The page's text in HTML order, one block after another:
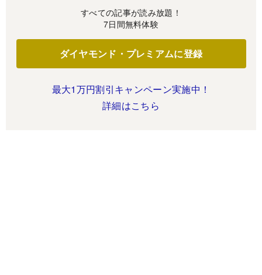
すべての記事が読み放題！
7日間無料体験
ダイヤモンド・プレミアムに登録
最大1万円割引キャンペーン実施中！
詳細はこちら